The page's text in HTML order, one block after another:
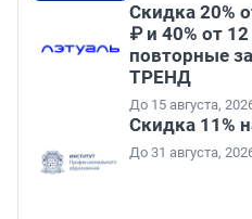
Скидка 20%
₽ и 40% от
повторные
ТРЕНД
До 15 августа,
Скидка 11%
До 31 августа,